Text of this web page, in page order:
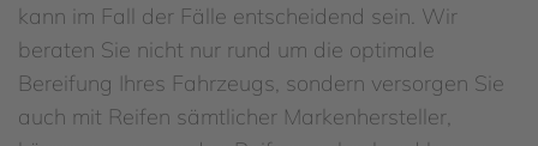
kann im Fall der Fälle entscheidend sein. Wir
beraten Sie nicht nur rund um die optimale
Bereifung Ihres Fahrzeugs, sondern versorgen Sie
auch mit Reifen sämtlicher Markenhersteller,